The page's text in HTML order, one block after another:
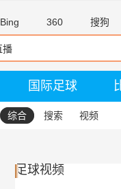
Bing 360 搜狗
国际足球
综合 搜索 视频
足球视频